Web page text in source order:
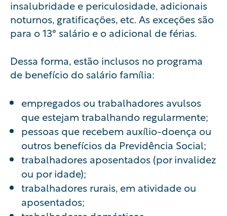
insalubridade e periculosidade, adicionais
noturnos, gratificações, etc. As exceções são
para o13° salário e o adicional de férias.
Dessa forma, estão inclusos no programa
de benefício do salário família:
empregados ou trabalhadores avulsos
que estejam trabalhando regularmente;
pessoas que recebem auxílio-doença ou
outros benefícios da Previdência Social;
trabalhadores aposentados (por invalidez
ou por idade);
trabalhadores rurais, em atividade ou
aposentados;